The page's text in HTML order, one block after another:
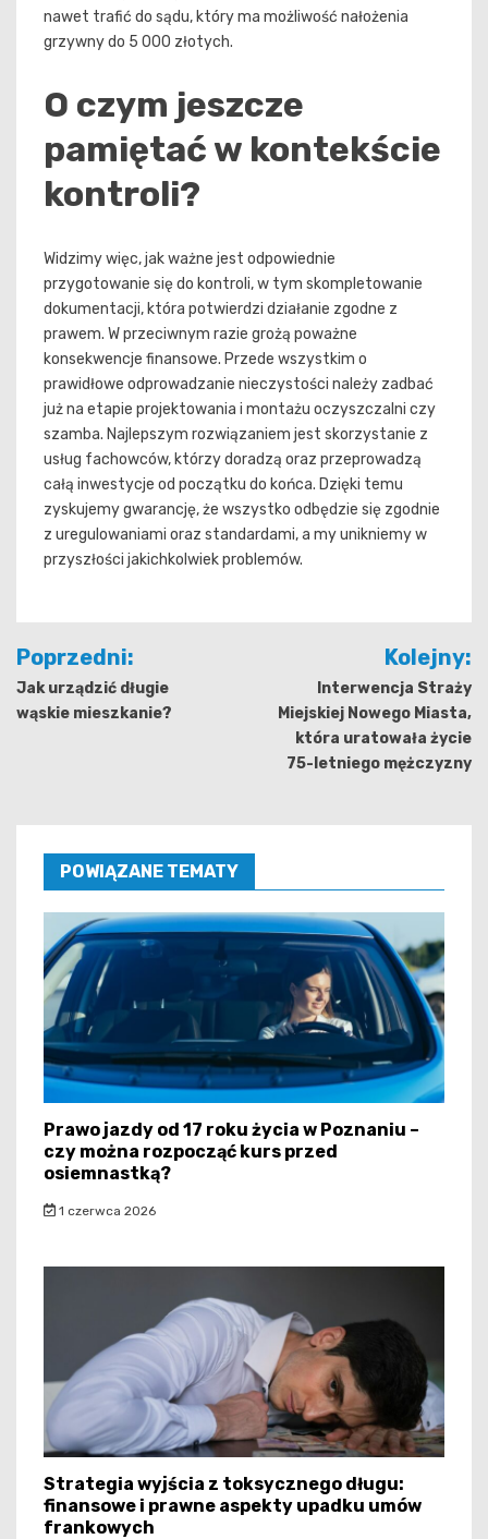
nawet trafić do sądu, który ma możliwość nałożenia
grzywny do 5 000 złotych.
O czym jeszcze
pamiętać w kontekście
kontroli?
Widzimy więc, jak ważne jest odpowiednie
przygotowanie się do kontroli, w tym skompletowanie
dokumentacji, która potwierdzi działanie zgodne z
prawem. W przeciwnym razie grożą poważne
konsekwencje finansowe. Przede wszystkim o
prawidłowe odprowadzanie nieczystości należy zadbać
już na etapie projektowania i montażu oczyszczalni czy
szamba. Najlepszym rozwiązaniem jest skorzystanie z
usług fachowców, którzy doradzą oraz przeprowadzą
całą inwestycje od początku do końca. Dzięki temu
zyskujemy gwarancję, że wszystko odbędzie się zgodnie
z uregulowaniami oraz standardami, a my unikniemy w
przyszłości jakichkolwiek problemów.
Nawigacja
wpisu
Poprzedni:
Jak urządzić długie
wąskie mieszkanie?
Kolejny:
Interwencja Straży
Miejskiej Nowego Miasta,
która uratowała życie
75-letniego mężczyzny
POWIĄZANE TEMATY
Prawo jazdy od 17 roku życia w Poznaniu –
czy można rozpocząć kurs przed
osiemnastką?
1 czerwca 2026
Strategia wyjścia z toksycznego długu:
finansowe i prawne aspekty upadku umów
frankowych